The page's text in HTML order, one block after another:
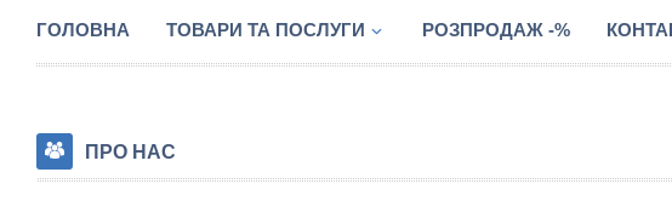
ГОЛОВНА ТОВАРИ ТА ПОСЛУГИ РОЗПРОДАЖ -%
ПРО НАС